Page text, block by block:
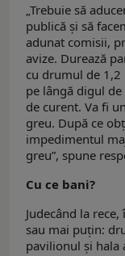
„Trebuie să
publică şi să
adunat comisii,
avize. Durează
cu drumul de 1,2
pe lângă digul
de curent. Va fi
greu. După ce
impedimentul
greu”, spune
Cu ce bani?
Judecând la
sau mai puţin:
pavilionul şi hala